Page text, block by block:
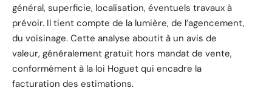
général, superficie, localisation, éventuels travaux à
prévoir. Il tient compte de la lumière, de l’agencement,
du voisinage. Cette analyse aboutit à un avis de
valeur, généralement gratuit hors mandat de vente,
conformément à la loi Hoguet qui encadre la
facturation des estimations.